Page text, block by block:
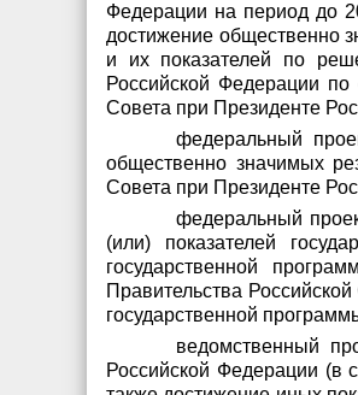
Федерации на период до
достижение общественно
и их показателей по
Российской Федерации
Совета при Президенте
федеральный
общественно значимых
Совета при Президенте
федеральный
(или) показателей
государственной
Правительства
государственной
ведомственный
Российской Федерации (в